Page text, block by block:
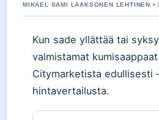
MIKAEL SAMI LAAKSONEN LEHTINEN
Kun sade yllättää tai
valmistamat
Citymarketista edullisesti
hintavertailusta.